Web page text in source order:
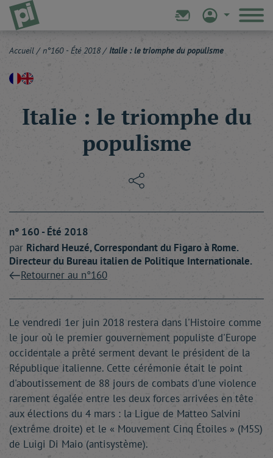
Accueil / n°160 - Été 2018/ Italie : le triomphe du populisme
Italie : le triomphe du
populisme
n° 160 - Été 2018
par Richard Heuzé, Correspondant du Figaro à Rome.
Directeur du Bureau italien de Politique Internationale.
Retourner au n°160
Le vendredi 1er juin 2018 restera dans l'Histoire comme
le jour où le premier gouvernement populiste d'Europe
occidentale a prêté serment devant le président de la
République italienne. Cette cérémonie était le point
d'aboutissement de 88 jours de combats d'une violence
rarement égalée entre les deux forces arrivées en tête
aux élections du 4 mars : la Ligue de Matteo Salvini
(extrême droite) et le « Mouvement Cinq Étoiles » (M5S)
de Luigi Di Maio (antisystème).